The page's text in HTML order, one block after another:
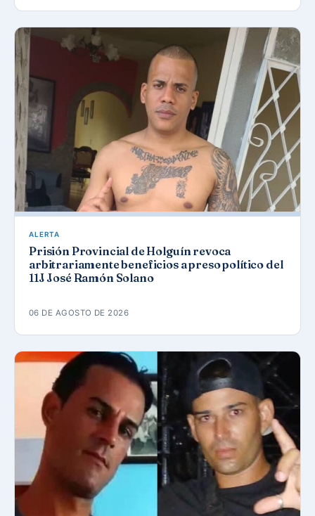
ALERTA
Prisión Provincial de Holguín revoca
arbitrariamente beneficios a preso político del
11J José Ramón Solano
06 DE AGOSTO DE 2026